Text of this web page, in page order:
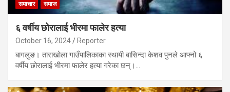
समाचार समाज
६ वर्षीय छोरालाई भीरमा फालेर हत्या
October 16, 2024 Reporter
बागलुङ। ताराखोला गाउँपालिकाका स्थायी बासिन्दा केशव पुनले आफ्नो ६
वर्षीय छोरालाई भीरमा फालेर हत्या गरेका छन्।…